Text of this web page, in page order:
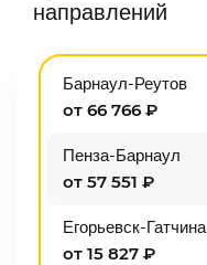
направлений
Барнаул-Реутов
от 66 766 ₽
Пенза-Барнаул
от 57 551 ₽
Егорьевск-Гатчина
от 15 827 ₽